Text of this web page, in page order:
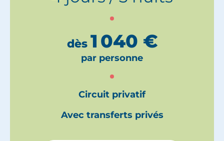
dès 1 040 €
par personne
Circuit privatif
Avec transferts privés